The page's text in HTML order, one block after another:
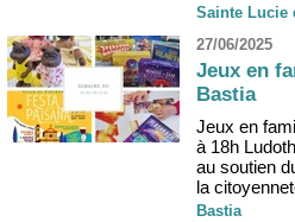
Sainte Lucie
27/06/2025
Jeux en
Bastia
Jeux en
à 18h
au soutien
la
Bastia